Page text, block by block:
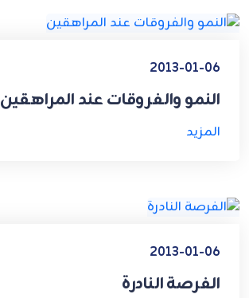
2013-01-06
النمو والفروقات عند المراهقين
المزيد
2013-01-06
الفرصة النادرة